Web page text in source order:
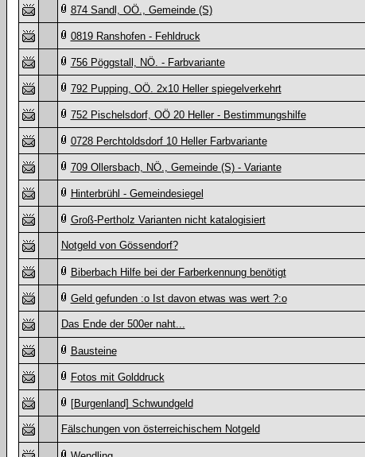
874 Sandl, OÖ., Gemeinde (S)
0819 Ranshofen - Fehldruck
756 Pöggstall, NÖ. - Farbvariante
792 Pupping, OÖ. 2x10 Heller spiegelverkehrt
752 Pischelsdorf, OÖ 20 Heller - Bestimmungshilfe
0728 Perchtoldsdorf 10 Heller Farbvariante
709 Ollersbach, NÖ., Gemeinde (S) - Variante
Hinterbrühl - Gemeindesiegel
Groß-Pertholz Varianten nicht katalogisiert
Notgeld von Gössendorf?
Biberbach Hilfe bei der Farberkennung benötigt
Geld gefunden :o Ist davon etwas was wert ?:o
Das Ende der 500er naht...
Bausteine
Fotos mit Golddruck
[Burgenland] Schwundgeld
Fälschungen von österreichischem Notgeld